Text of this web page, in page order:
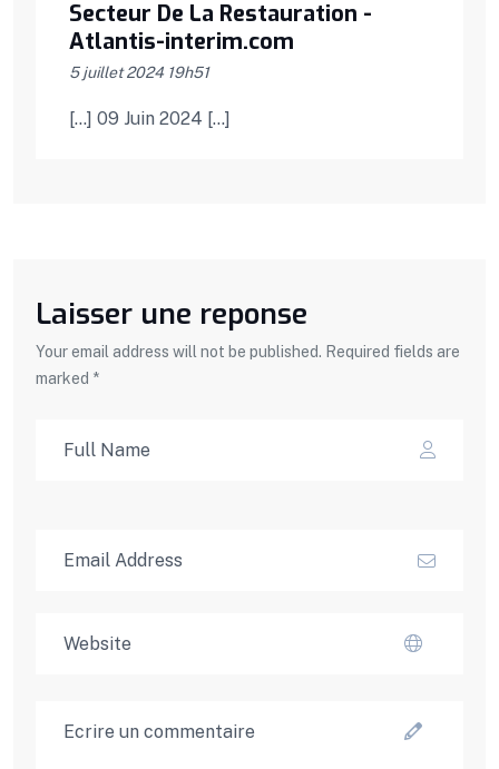
Secteur De La Restauration -
Atlantis-interim.com
5 juillet 2024 19h51
[…] 09 Juin 2024 […]
Laisser une reponse
Your email address will not be published. Required fields are
marked *